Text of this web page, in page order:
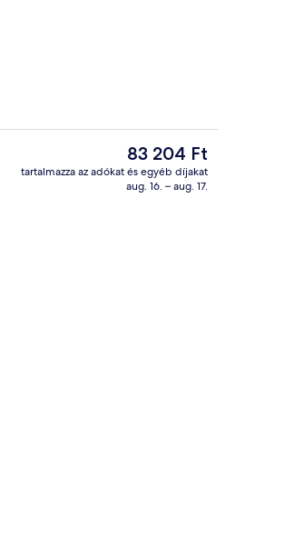
Deluxe szoba kétszemélyes vagy
A
jelenlegi
ár
83 204 Ft
tartalmazza az adókat és egyéb díjakat
aug. 16. – aug. 17.